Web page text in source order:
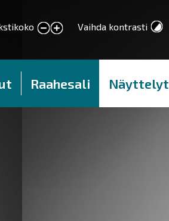
smaller text
larger text Vaihda kontrasti
Raahesali Näyttelyt